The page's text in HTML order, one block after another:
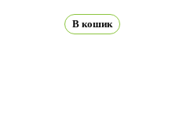
В кошик